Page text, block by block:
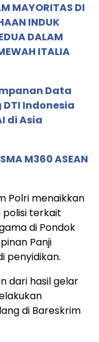
MAYORITAS DI
INDUK
DALAM
ITALIA
Data
Indonesia
di Asia
M360 ASEAN
Polri menaikkan
terkait
di Pondok
Panji
penyidikan.
dari hasil gelar
di Bareskrim